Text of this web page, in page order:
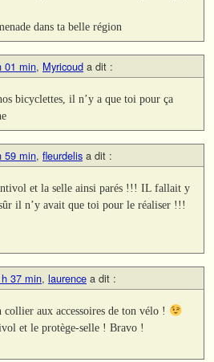
dans ta belle région
01 min, Myricoud a dit :
bicyclettes, il n’y a que toi pour ça
59 min, fleurdelis a dit :
et la selle ainsi parés !!! IL fallait y
il n’y avait que toi pour le réaliser !!!
37 min, laurence a dit :
aux accessoires de ton vélo !
et le protège-selle ! Bravo !